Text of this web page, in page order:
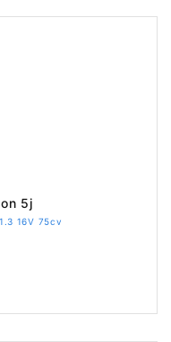
5j
16V 75cv